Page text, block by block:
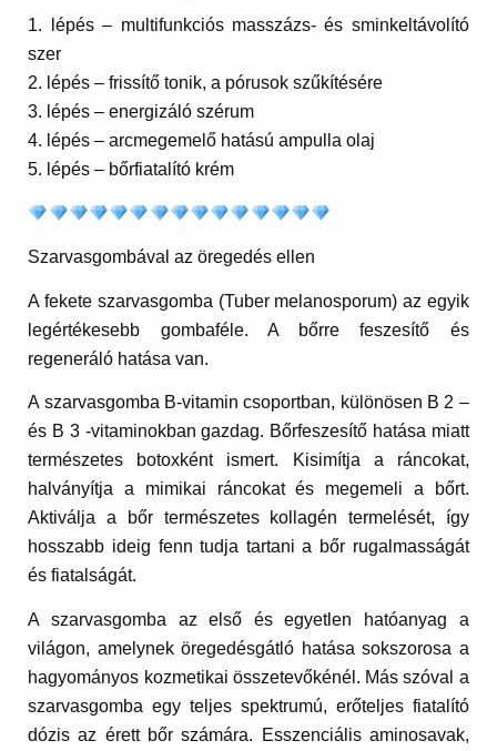
1. lépés – multifunkciós masszázs- és sminkeltávolító
szer
2. lépés – frissítő tonik, a pórusok szűkítésére
3. lépés – energizáló szérum
4. lépés – arcmegemelő hatású ampulla olaj
5. lépés – bőrfiatalító krém
Szarvasgombával az öregedés ellen
A fekete szarvasgomba (Tuber melanosporum) az egyik
legértékesebb gombaféle. A bőrre feszesítő és
regeneráló hatása van.
A szarvasgomba B-vitamin csoportban, különösen B 2 –
és B 3 -vitaminokban gazdag. Bőrfeszesítő hatása miatt
természetes botoxként ismert. Kisimítja a ráncokat,
halványítja a mimikai ráncokat és megemeli a bőrt.
Aktiválja a bőr természetes kollagén termelését, így
hosszabb ideig fenn tudja tartani a bőr rugalmasságát
és fiatalságát.
A szarvasgomba az első és egyetlen hatóanyag a
világon, amelynek öregedésgátló hatása sokszorosa a
hagyományos kozmetikai összetevőkénél. Más szóval a
szarvasgomba egy teljes spektrumú, erőteljes fiatalító
dózis az érett bőr számára. Esszenciális aminosavak,